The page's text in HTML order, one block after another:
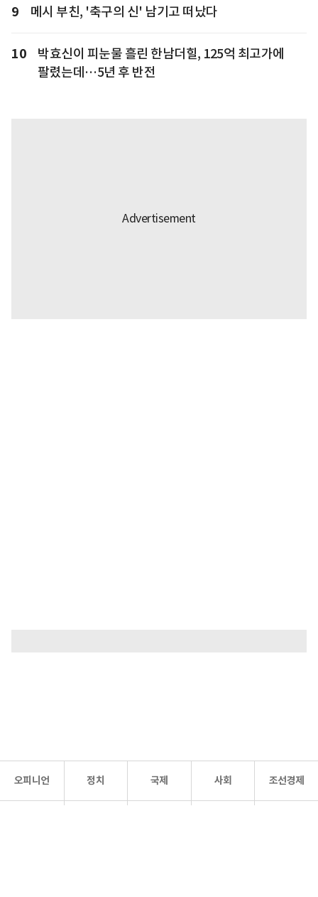
9 메시 부친, '축구의 신' 남기고 떠났다
10
박효신이 피눈물 흘린 한남더힐, 125억 최고가에
팔렸는데…5년 후 반전
오피니언 정치 국제 사회 조선경제